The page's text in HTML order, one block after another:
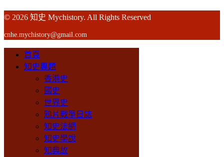
© 2026 知史 Mychistory. All Rights Reserved
cnhe.mychistory@gmail.com
首頁
知史專題
香港史
國史
世界史
鴉片戰爭日誌
知史法網
知史學說
知典故